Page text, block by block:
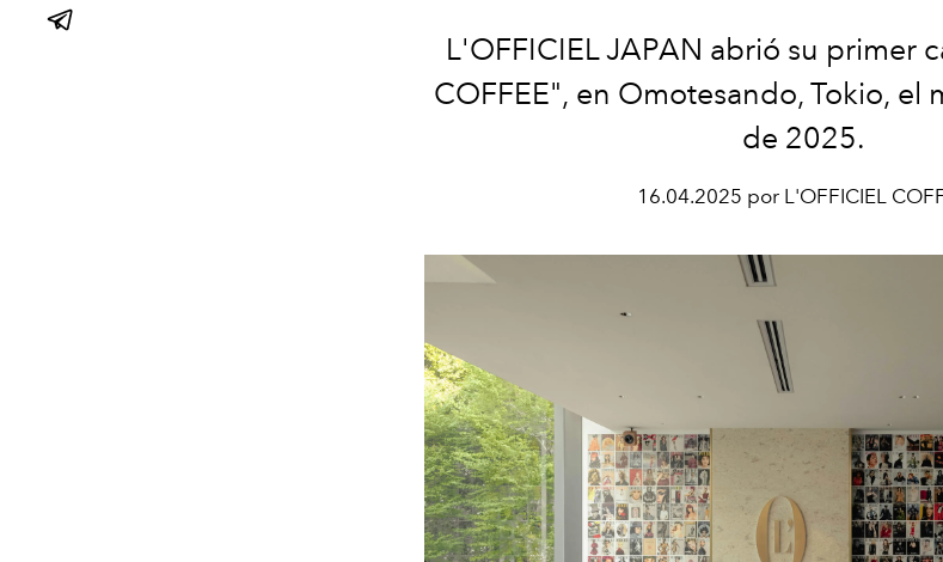
L'OFFICIEL JAPAN abrió su primer
COFFEE", en Omotesando, Tokio, el
de 2025.
16.04.2025 por L'OFFICIEL